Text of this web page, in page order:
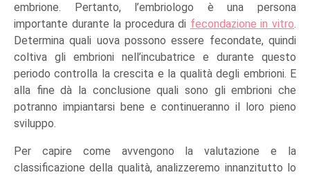
embrione. Pertanto, l’embriologo è una persona
importante durante la procedura di fecondazione in vitro.
Determina quali uova possono essere fecondate, quindi
coltiva gli embrioni nell’incubatrice e durante questo
periodo controlla la crescita e la qualità degli embrioni. E
alla fine dà la conclusione quali sono gli embrioni che
potranno impiantarsi bene e continueranno il loro pieno
sviluppo.
Per capire come avvengono la valutazione e la
classificazione della qualità, analizzeremo innanzitutto lo